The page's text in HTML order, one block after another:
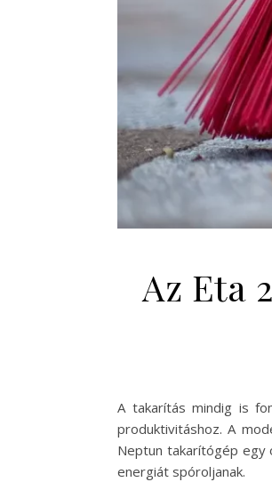
Az Eta
A takarítás mindig is
produktivitáshoz. A
Neptun takarítógép egy
energiát spóroljanak.